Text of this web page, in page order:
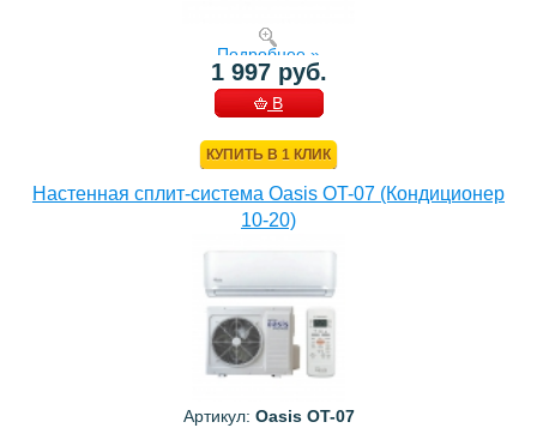
Подробнее »
1 997 руб.
В
КУПИТЬ В 1 КЛИК
Настенная сплит-система Oasis OT-07 (Кондиционер
10-20)
Артикул: Oasis OT-07